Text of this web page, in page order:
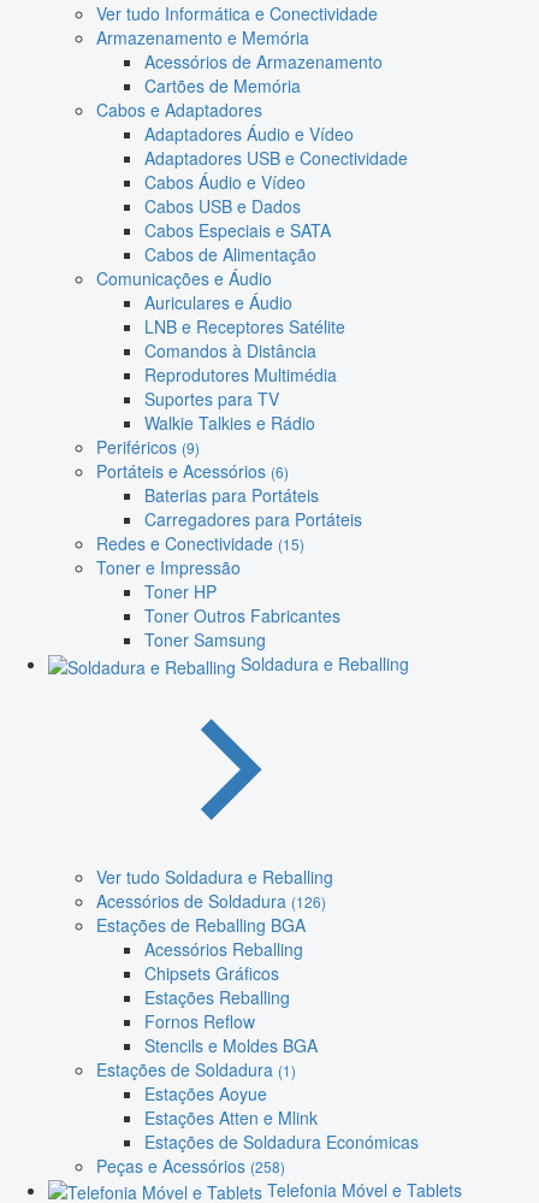
Ver tudo Informática e Conectividade
Armazenamento e Memória
Acessórios de Armazenamento
Cartões de Memória
Cabos e Adaptadores
Adaptadores Áudio e Vídeo
Adaptadores USB e Conectividade
Cabos Áudio e Vídeo
Cabos USB e Dados
Cabos Especiais e SATA
Cabos de Alimentação
Comunicações e Áudio
Auriculares e Áudio
LNB e Receptores Satélite
Comandos à Distância
Reprodutores Multimédia
Suportes para TV
Walkie Talkies e Rádio
Periféricos (9)
Portáteis e Acessórios (6)
Baterias para Portáteis
Carregadores para Portáteis
Redes e Conectividade (15)
Toner e Impressão
Toner HP
Toner Outros Fabricantes
Toner Samsung
Soldadura e Reballing
Ver tudo Soldadura e Reballing
Acessórios de Soldadura (126)
Estações de Reballing BGA
Acessórios Reballing
Chipsets Gráficos
Estações Reballing
Fornos Reflow
Stencils e Moldes BGA
Estações de Soldadura (1)
Estações Aoyue
Estações Atten e Mlink
Estações de Soldadura Económicas
Peças e Acessórios (258)
Telefonia Móvel e Tablets